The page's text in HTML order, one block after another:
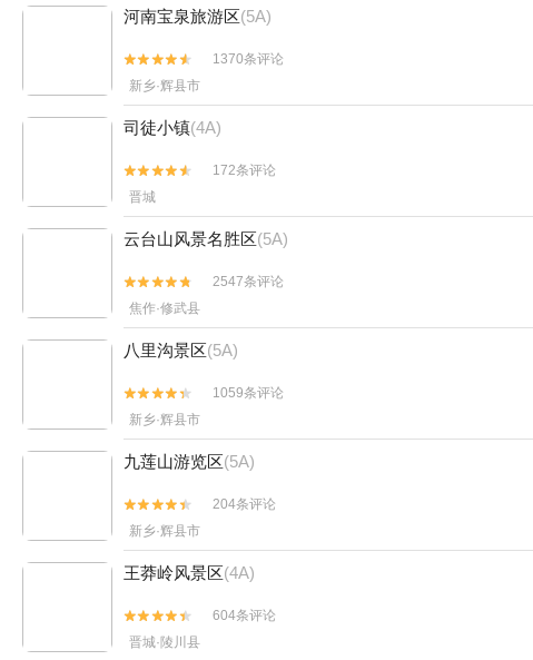
河南宝泉旅游区(5A)


1370条评论
新乡·辉县市
司徒小镇(4A)


172条评论
晋城
云台山风景名胜区(5A)


2547条评论
焦作·修武县
八里沟景区(5A)


1059条评论
新乡·辉县市
九莲山游览区(5A)


204条评论
新乡·辉县市
王莽岭风景区(4A)


604条评论
晋城·陵川县